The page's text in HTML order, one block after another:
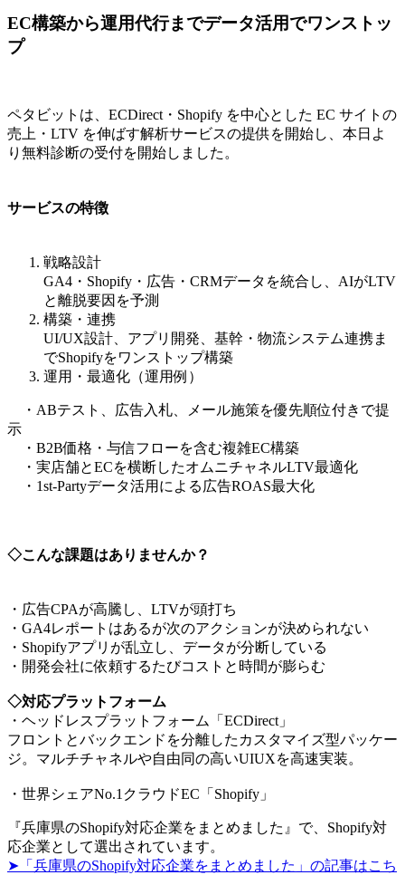
EC構築から運用代行までデータ活用でワンストッ
プ
ペタビットは、ECDirect・Shopify を中心とした EC サイトの
売上・LTV を伸ばす解析サービスの提供を開始し、本日よ
り無料診断の受付を開始しました。
サービスの特徴
戦略設計
GA4・Shopify・広告・CRMデータを統合し、AIがLTV
と離脱要因を予測
構築・連携
UI/UX設計、アプリ開発、基幹・物流システム連携ま
でShopifyをワンストップ構築
運用・最適化（運用例）
・ABテスト、広告入札、メール施策を優先順位付きで提
示
・B2B価格・与信フローを含む複雑EC構築
・実店舗とECを横断したオムニチャネルLTV最適化
・1st-Partyデータ活用による広告ROAS最大化
◇こんな課題はありませんか？
・広告CPAが高騰し、LTVが頭打ち
・GA4レポートはあるが次のアクションが決められない
・Shopifyアプリが乱立し、データが分断している
・開発会社に依頼するたびコストと時間が膨らむ
◇対応プラットフォーム
・ヘッドレスプラットフォーム「ECDirect」
フロントとバックエンドを分離したカスタマイズ型パッケー
ジ。マルチチャネルや自由同の高いUIUXを高速実装。
・世界シェアNo.1クラウドEC「Shopify」
『兵庫県のShopify対応企業をまとめました』で、Shopify対
応企業として選出されています。
➤「兵庫県のShopify対応企業をまとめました」の記事はこち